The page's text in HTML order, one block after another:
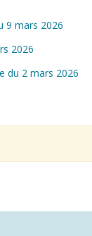
9 mars 2026
2026
du 2 mars 2026